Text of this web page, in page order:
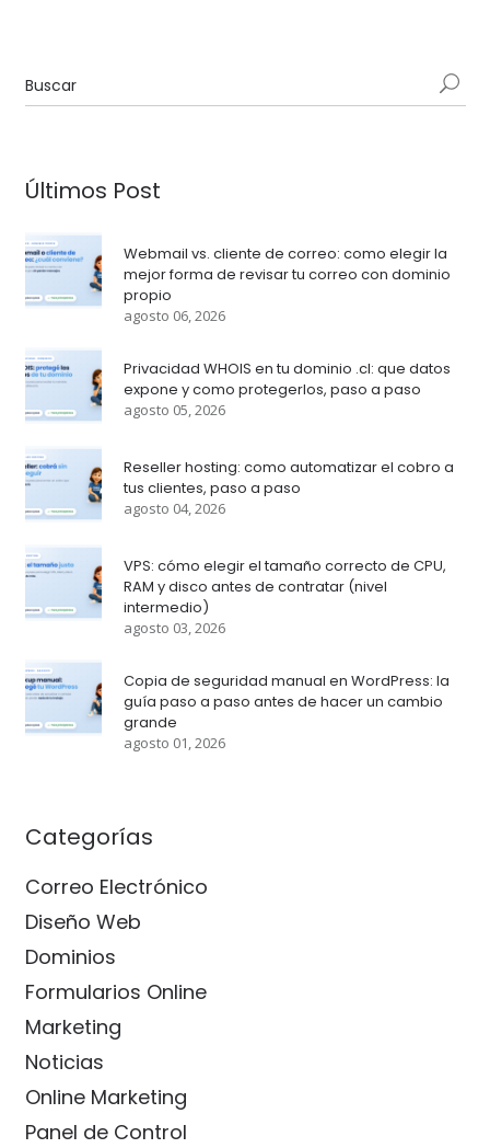
Últimos Post
Webmail vs. cliente de correo: como elegir la
mejor forma de revisar tu correo con dominio
propio
agosto 06, 2026
Privacidad WHOIS en tu dominio .cl: que datos
expone y como protegerlos, paso a paso
agosto 05, 2026
Reseller hosting: como automatizar el cobro a
tus clientes, paso a paso
agosto 04, 2026
VPS: cómo elegir el tamaño correcto de CPU,
RAM y disco antes de contratar (nivel
intermedio)
agosto 03, 2026
Copia de seguridad manual en WordPress: la
guía paso a paso antes de hacer un cambio
grande
agosto 01, 2026
Categorías
Correo Electrónico
Diseño Web
Dominios
Formularios Online
Marketing
Noticias
Online Marketing
Panel de Control